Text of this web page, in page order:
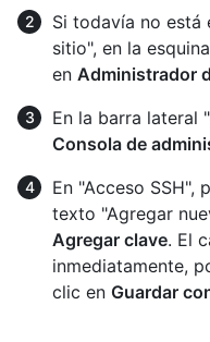
Si todavía no está
sitio", en la
en Administrador
En la barra lateral "
Consola de
En "Acceso SSH",
texto "Agregar
Agregar clave. El
inmediatamente,
clic en Guardar